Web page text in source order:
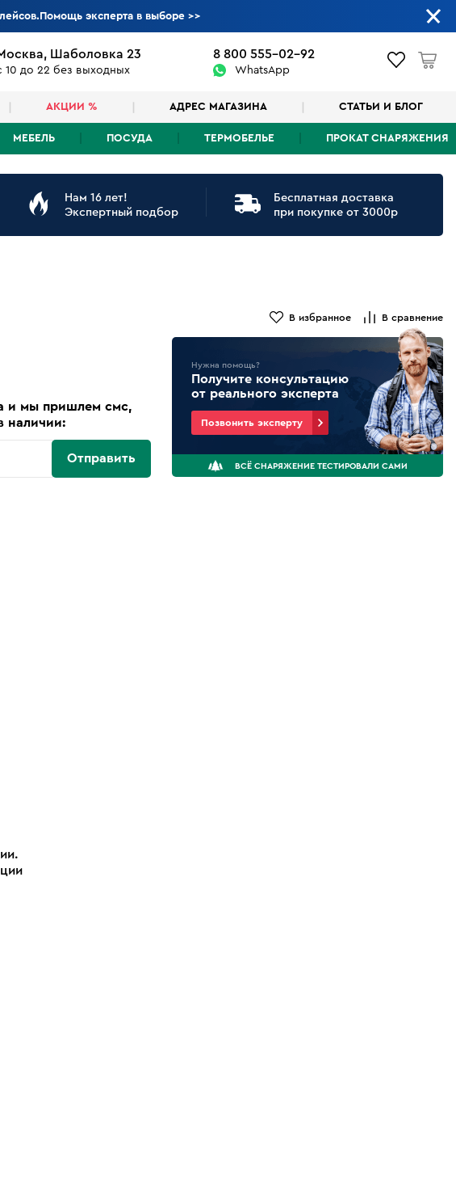
эксперта в выборе>>
Шаболовка 23
10 до 22 без выходных
8 800 555-02-92
WhatsApp
АКЦИИ % АДРЕС МАГАЗИНА СТАТЬИ И БЛОГ
МЕБЕЛЬ ПОСУДА ТЕРМОБЕЛЬЕ ПРОКАТ СНАРЯЖЕНИЯ
Нам 16 лет!
Экспертный подбор
Бесплатная доставка
при покупке от 3000р
В избранное В сравнение
и мы пришлем смс,
наличии:
Отправить
Нужна помощь?
Получите консультацию
от реального эксперта
Позвонить эксперту
ВСЁ СНАРЯЖЕНИЕ ТЕСТИРОВАЛИ САМИ